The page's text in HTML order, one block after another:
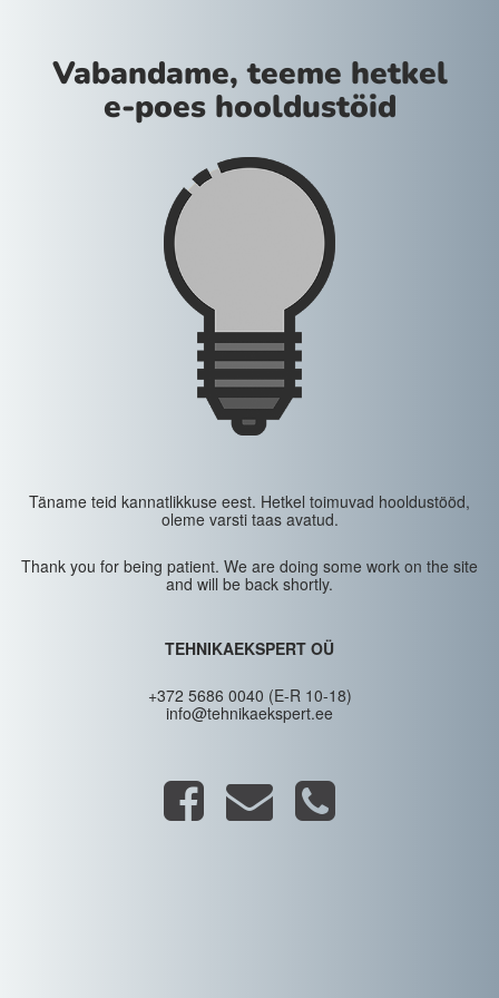
Vabandame, teeme hetkel
e-poes hooldustöid
Täname teid kannatlikkuse eest. Hetkel toimuvad hooldustööd,
oleme varsti taas avatud.
Thank you for being patient. We are doing some work on the site
and will be back shortly.
TEHNIKAEKSPERT OÜ
+372 5686 0040 (E-R 10-18)
info@tehnikaekspert.ee